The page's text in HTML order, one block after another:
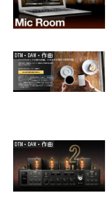
DTM・DAW・作曲
DTM・DAW・作曲